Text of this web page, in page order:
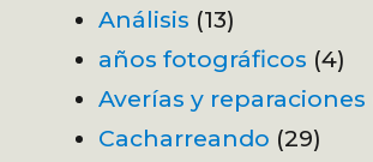
Análisis (13)
años fotográficos (4)
Averías y reparaciones
Cacharreando (29)